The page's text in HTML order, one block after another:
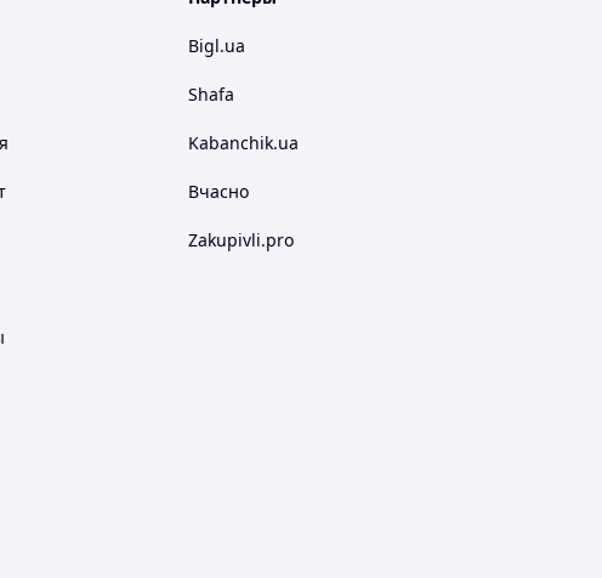
Bigl.ua
Shafa
Kabanchik.ua
Вчасно
Zakupivli.pro